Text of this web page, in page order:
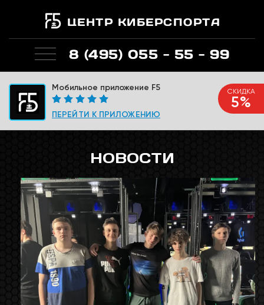
ЦЕНТР КИБЕРСПОРТА
8 (495) 055 - 55 - 99
Мобильное приложение F5
ПЕРЕЙТИ К ПРИЛОЖЕНИЮ
СКИДКА
5%
НОВОСТИ